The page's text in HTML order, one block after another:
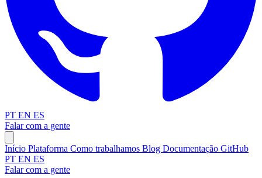
PT EN ES
Falar com a gente
Início Plataforma Como trabalhamos Blog Documentação GitHub
PT EN ES
Falar com a gente